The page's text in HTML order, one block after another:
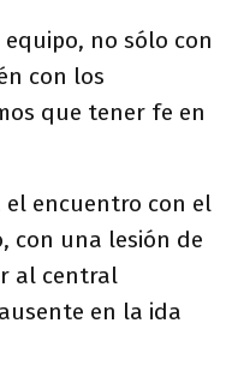
no sólo con
con los
que tener fe en
encuentro con el
con una lesión de
al central
en la ida